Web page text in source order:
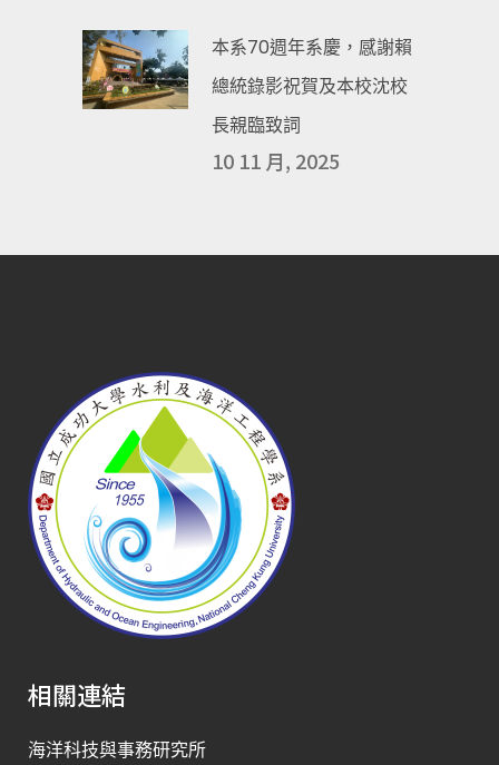
本系70週年系慶，感謝賴
總統錄影祝賀及本校沈校
長親臨致詞
10 11 月, 2025
相關連結
海洋科技與事務研究所